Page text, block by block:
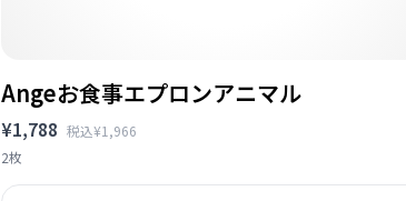
Angeお食事エプロンアニマル
¥1,788 税込¥1,966
2枚